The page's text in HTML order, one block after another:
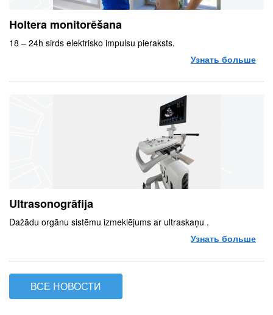
Holtera monitorēšana
18 – 24h sirds elektrisko impulsu pieraksts.
Узнать больше
Ultrasonogrāfija
Dažādu orgānu sistēmu izmeklējums ar ultraskaņu .
Узнать больше
ВСЕ НОВОСТИ